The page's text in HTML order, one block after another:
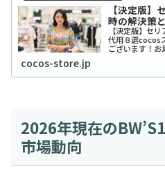
【決定版】
時の解決策
【決定版】セ
代用８選cocos
ございます！お
リアでチョコ
ませんか？実
cocos-store.jp
2026年現在の
市場動向